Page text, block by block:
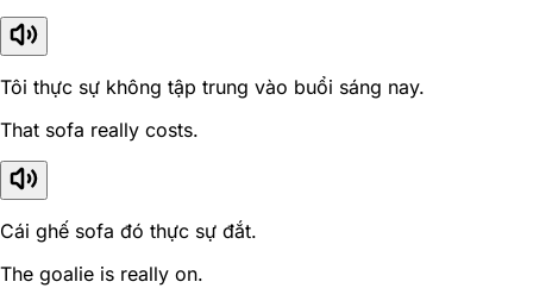
Tôi thực sự không tập trung vào buổi sáng nay.
That sofa really costs.
Cái ghế sofa đó thực sự đắt.
The goalie is really on.